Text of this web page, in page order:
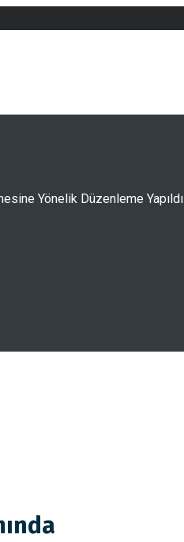
Yönelik Düzenleme Yapıldı